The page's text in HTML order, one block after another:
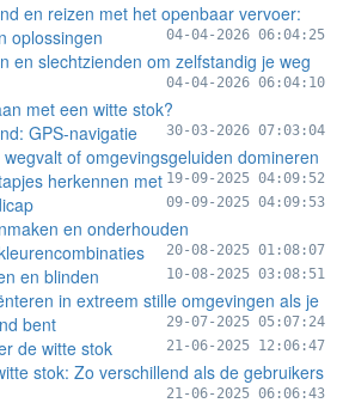
en reizen met het openbaar vervoer:
oplossingen
04-04-2026 06:04:25
en slechtzienden om zelfstandig je weg
04-04-2026 06:04:10
met een witte stok?
30-03-2026 07:03:04
GPS-navigatie
of omgevingsgeluiden domineren
19-09-2025 04:09:52
herkennen met
09-09-2025 04:09:53
en onderhouden
20-08-2025 01:08:07
en blinden
10-08-2025 03:08:51
in extreem stille omgevingen als je
bent
29-07-2025 05:07:24
de witte stok 21-06-2025 12:06:47
stok: Zo verschillend als de gebruikers
21-06-2025 06:06:43